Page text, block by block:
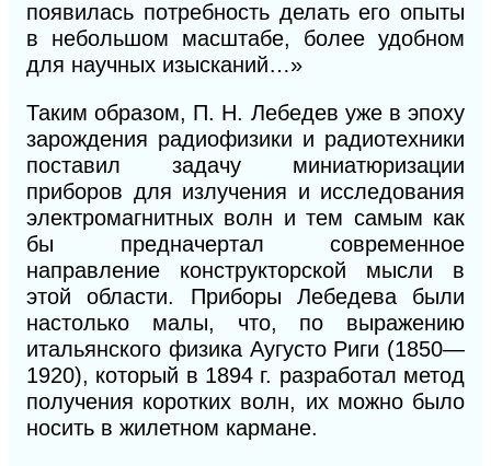
появилась потребность делать его опыты
в небольшом масштабе, более удобном
для научных изысканий…»
Таким образом, П. Н. Лебедев уже в эпоху
зарождения радиофизики и радиотехники
поставил задачу миниатюризации
приборов для излучения и исследования
электромагнитных волн и тем самым как
бы предначертал современное
направление конструкторской мысли в
этой области. Приборы Лебедева были
настолько малы, что, по выражению
итальянского физика Аугусто Риги (1850—
1920), который в 1894 г. разработал метод
получения коротких волн, их можно было
носить в жилетном кармане.